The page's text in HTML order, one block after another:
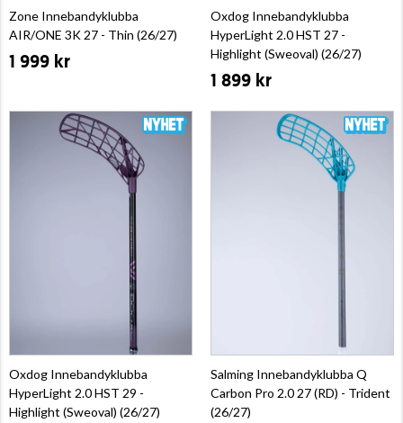
Zone Innebandyklubba
AIR/ONE 3K 27 - Thin (26/27)
1 999 kr
Oxdog Innebandyklubba
HyperLight 2.0 HST 27 -
Highlight (Sweoval) (26/27)
1 899 kr
Oxdog Innebandyklubba
HyperLight 2.0 HST 29 -
Highlight (Sweoval) (26/27)
Salming Innebandyklubba Q
Carbon Pro 2.0 27 (RD) - Trident
(26/27)